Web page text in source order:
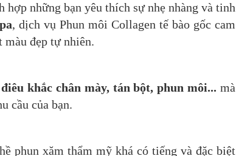
hợp những bạn yêu thích sự nhẹ nhàng và tinh
, dịch vụ Phun môi Collagen tế bào gốc cam
màu đẹp tự nhiên.
điêu khắc chân mày, tán bột, phun môi... mà
cầu của bạn.
phun xăm thẩm mỹ khá có tiếng và đặc biệt